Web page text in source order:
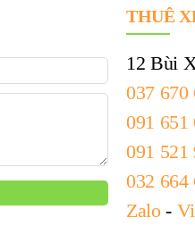
THUÊ
12 Bùi
037 670
091 651
091 521
032 664
Zalo-